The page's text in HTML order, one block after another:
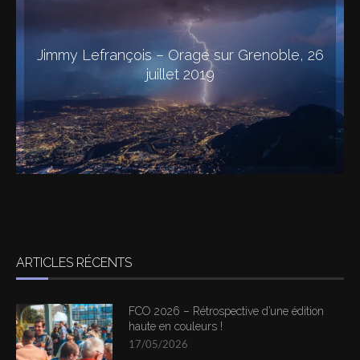
Jimmy Lefrançois – Orage sur Grenoble, 26
juillet 2019
ARTICLES RÉCENTS
FCO 2026 – Rétrospective d’une édition
haute en couleurs !
17/05/2026